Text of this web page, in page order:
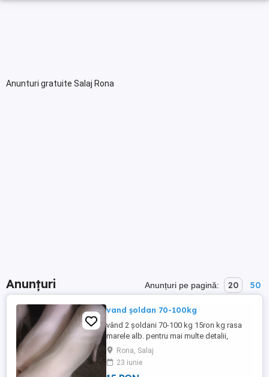
Anunturi gratuite Salaj Rona
Anunțuri Anunțuri pe pagină: 20 50
vand șoldan 70-100kg
vând 2 șoldani 70-100 kg 15ron kg rasa
marele alb. pentru mai multe detalii,
contactați-ma telefonic.
Rona, Salaj
23 iunie